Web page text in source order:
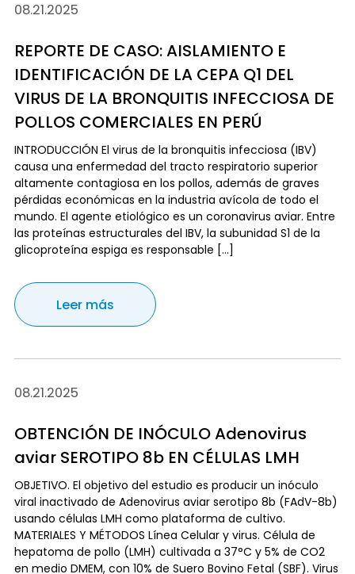
08.21.2025
REPORTE DE CASO: AISLAMIENTO E
IDENTIFICACIÓN DE LA CEPA Q1 DEL
VIRUS DE LA BRONQUITIS INFECCIOSA DE
POLLOS COMERCIALES EN PERÚ
INTRODUCCIÓN El virus de la bronquitis infecciosa (IBV)
causa una enfermedad del tracto respiratorio superior
altamente contagiosa en los pollos, además de graves
pérdidas económicas en la industria avícola de todo el
mundo. El agente etiológico es un coronavirus aviar. Entre
las proteínas estructurales del IBV, la subunidad S1 de la
glicoproteína espiga es responsable […]
Leer más
08.21.2025
OBTENCIÓN DE INÓCULO Adenovirus
aviar SEROTIPO 8b EN CÉLULAS LMH
OBJETIVO. El objetivo del estudio es producir un inóculo
viral inactivado de Adenovirus aviar serotipo 8b (FAdV-8b)
usando células LMH como plataforma de cultivo.
MATERIALES Y MÉTODOS Línea Celular y virus. Célula de
hepatoma de pollo (LMH) cultivada a 37°C y 5% de CO2
en medio DMEM, con 10% de Suero Bovino Fetal (SBF). Virus